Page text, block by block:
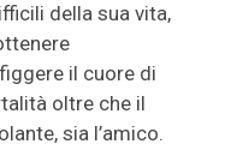
della sua vita,
il cuore di
oltre che il
sia l’amico.